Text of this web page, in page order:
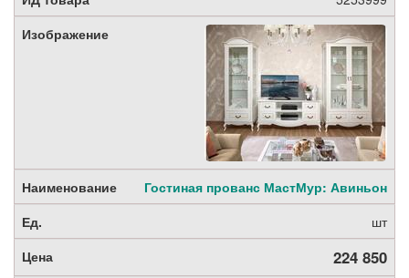
Гостиная прованс МастМур: Авиньон
шт
224 850